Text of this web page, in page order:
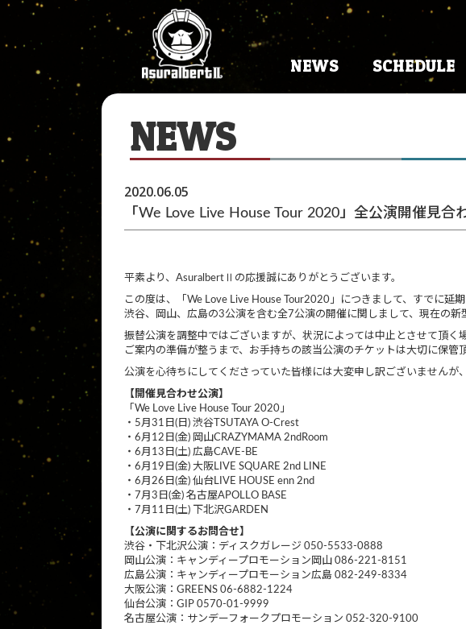
NEWS SCHEDULE
NEWS
2020.06.05
「We Love Live House Tour 2020」全公演開催見合
平素より、AsuralbertⅡの応援誠にありがとうございます。
この度は、「We Love Live House Tour2020」につきまして、すでに延
渋谷、岡山、広島の3公演を含む全7公演の開催に関しまして、現在の
振替公演を調整中ではございますが、状況によっては中止とさせて頂く
ご案内の準備が整うまで、お手持ちの該当公演のチケットは大切に保
公演を心待ちにしてくださっていた皆様には大変申し訳ございませんが
【開催見合わせ公演】
「We Love Live House Tour 2020」
・5月31日(日) 渋谷TSUTAYA O-Crest
・6月12日(金) 岡山CRAZYMAMA 2ndRoom
・6月13日(土) 広島CAVE-BE
・6月19日(金) 大阪LIVE SQUARE 2nd LINE
・6月26日(金) 仙台LIVE HOUSE enn 2nd
・7月3日(金) 名古屋APOLLO BASE
・7月11日(土) 下北沢GARDEN
【公演に関するお問合せ】
渋谷・下北沢公演：ディスクガレージ 050-5533-0888
岡山公演：キャンディープロモーション岡山 086-221-8151
広島公演：キャンディープロモーション広島 082-249-8334
大阪公演：GREENS 06-6882-1224
仙台公演：GIP 0570-01-9999
名古屋公演：サンデーフォークプロモーション 052-320-9100